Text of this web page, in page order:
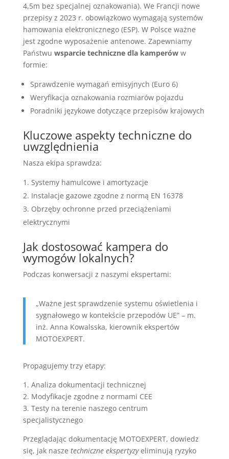
4,5m bez specjalnej oznakowania). We Francji nowe
przepisy z 2023 r. obowiązkowo wymagają systemów
hamowania elektronicznego (ESP). W Polsce ważne
jest zgodne wyposażenie antenowe. Zapewniamy
Państwu wsparcie techniczne dla kamperóww
formie:
Sprawdzenie wymagań emisyjnych (Euro 6)
Weryfikacja oznakowania rozmiarów pojazdu
Poradniki językowe dotyczące przepisów krajowych
Kluczowe aspekty techniczne do
uwzględnienia
Nasza ekipa sprawdza:
Systemy hamulcowe i amortyzacje
Instalacje gazowe zgodne z normą EN 16378
Obrzęby ochronne przed przeciążeniami
elektrycznymi
Jak dostosować kampera do
wymogów lokalnych?
Podczas konwersacji z naszymi ekspertami:
„Ważne jest sprawdzenie systemu oświetlenia i
sygnałowego w kontekście przepodów UE” – m.
inż. Anna Kowalsska, kierownik ekspertów
MOTOEXPERT.
Propagujemy trzy etapy:
1. Analiza dokumentacji technicznej
2. Modyfikacje zgodne z normami CEE
3. Testy na terenie naszego centrum
specjalistycznego
Przeglądając dokumentację MOTOEXPERT, dowiedz
się, jak nasze techniczne ekspertyzyeliminują ryzyko